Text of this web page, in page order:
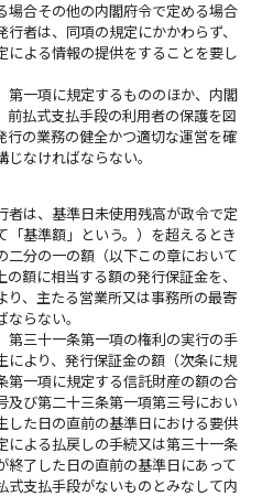
場合その他の内閣府令で定める場合
者は、同項の規定にかかわらず、
による情報の提供をすることを要し
第一項に規定するもののほか、内閣
前払式支払手段の利用者の保護を図
行の業務の健全かつ適切な運営を確
なければならない。
者は、基準日未使用残高が政令で定
「基準額」という。）を超えるとき
二分の一の額（以下この章において
の額に相当する額の発行保証金を、
り、主たる営業所又は事務所の最寄
らない。
第三十一条第一項の権利の実行の手
により、発行保証金の額（次条に規
第一項に規定する信託財産の額の合
及び第二十三条第一項第三号におい
した日の直前の基準日における要供
による払戻しの手続又は第三十一条
終了した日の直前の基準日にあって
式支払手段がないものとみなして内